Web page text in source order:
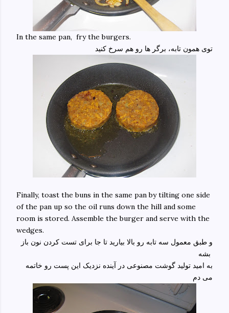
In the same pan, fry the burgers.
توی همون تابه، برگر ها رو هم سرخ کنید
Finally, toast the buns in the same pan by tilting one side
of the pan up so the oil runs down the hill and some
room is stored. Assemble the burger and serve with the
wedges.
و طبق معمول سه تابه رو بالا بیارید تا جا برای تست کردن نون باز
به امید تولید گوشت مصنوعی در آینده نزدیک این پست رو خاتمه
می دم